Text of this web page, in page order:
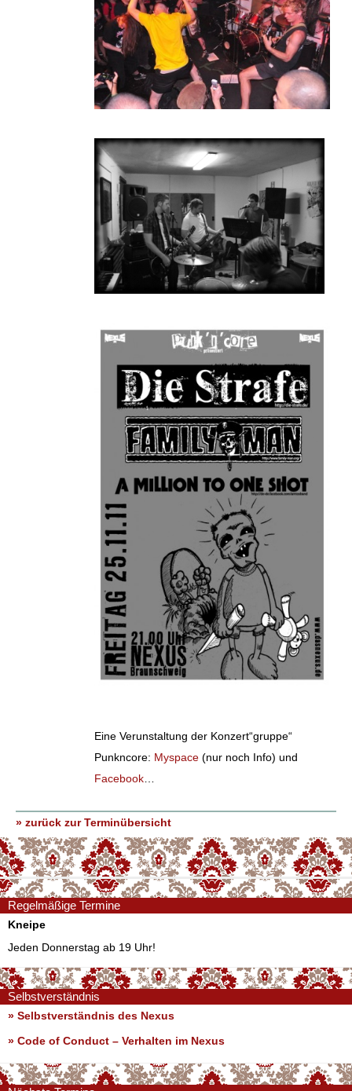
Eine Verunstaltung der Konzert“gruppe“
Punkncore: Myspace (nur noch Info) und
Facebook…
» zurück zur Terminübersicht
Regelmäßige Termine
Kneipe
Jeden Donnerstag ab 19 Uhr!
Selbstverständnis
» Selbstverständnis des Nexus
» Code of Conduct – Verhalten im Nexus